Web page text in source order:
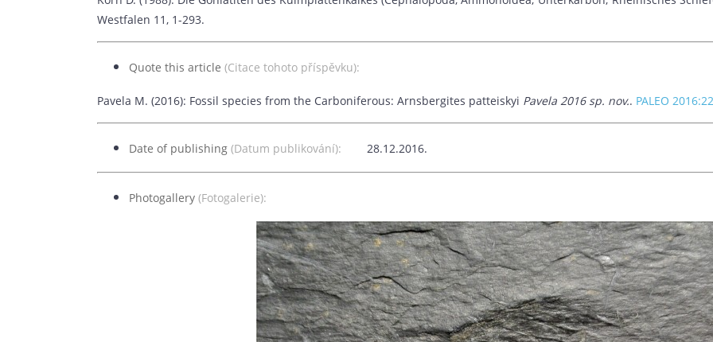
Westfalen 11, 1-293.
Quote this article (Citace tohoto příspěvku):
Pavela M. (2016): Fossil species from the Carboniferous: Arnsbergites patteiskyi Pavela 2016 sp. nov.. PALEO
Date of publishing (Datum publikování): 28.12.2016.
Photogallery (Fotogalerie):